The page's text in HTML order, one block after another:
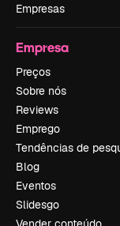
Empresas
Empresa
Preços
Sobre nós
Reviews
Emprego
Tendências de
Blog
Eventos
Slidesgo